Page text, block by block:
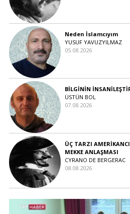
Neden İslamcıyım
YUSUF YAVUZYILMAZ
05.08.2026
BİLGİNİN
ÜSTÜN BOL
07.08.2026
ÜÇ TARZI
MEKKE ANLAŞMASI
CYRANO DE BERGERAC
08.08.2026